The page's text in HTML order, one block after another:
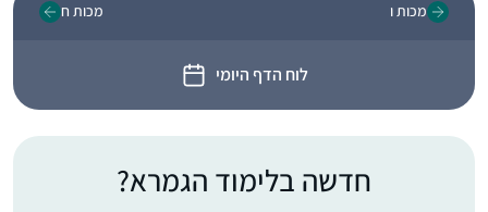
מכות ו
לוח הדף היומי
מכות ח
חדשה בלימוד הגמרא?